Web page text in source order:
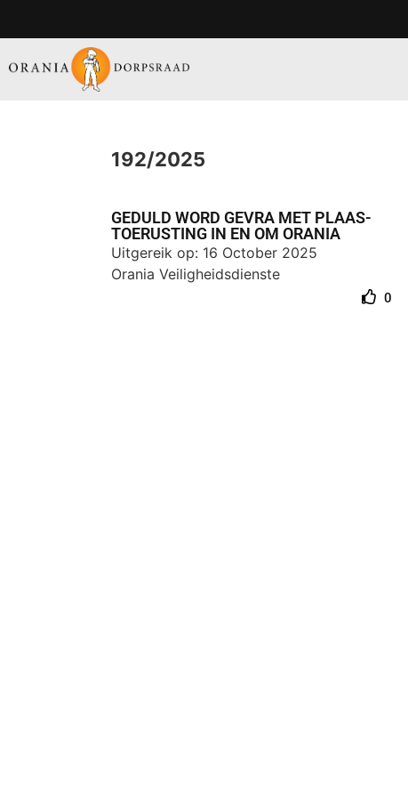
192/2025
GEDULD WORD GEVRA MET PLAAS-
TOERUSTING IN EN OM ORANIA
Uitgereik op: 16 October 2025
Orania Veiligheidsdienste
0